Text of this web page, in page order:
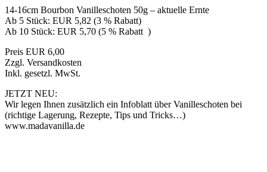
14-16cm Bourbon Vanilleschoten 50g – aktuelle Ernte
Ab 5 Stück: EUR 5,82 (3 % Rabatt)
Ab 10 Stück: EUR 5,70 (5 % Rabatt )
Preis EUR 6,00
Zzgl. Versandkosten
Inkl. gesetzl. MwSt.
JETZT NEU:
Wir legen Ihnen zusätzlich ein Infoblatt über Vanilleschoten bei
(richtige Lagerung, Rezepte, Tips und Tricks…)
www.madavanilla.de